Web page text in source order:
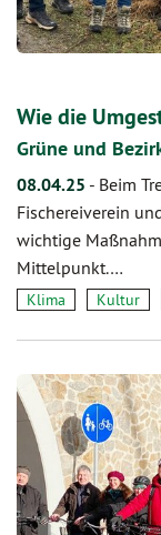
Wie die
Grüne und
08.04.25 - Beim
Fischereiverein
wichtige
Mittelpunkt.…
Klima Kultur